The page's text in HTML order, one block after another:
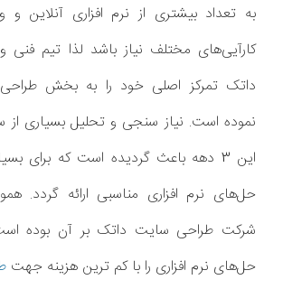
به تعداد بیشتری از نرم افزاری آنلاین
کارآیی‌های مختلف نیاز باشد لذا تیم
داتک تمرکز اصلی خود را به بخش
نموده است. نیاز سنجی و تحلیل بسیاری
این 3 دهه باعث گردیده است که برای
حل‌های نرم افزاری مناسبی ارائه گردد.
شرکت طراحی سایت داتک بر آن بوده
حل‌های نرم افزاری را با کم ترین هزینه جهت